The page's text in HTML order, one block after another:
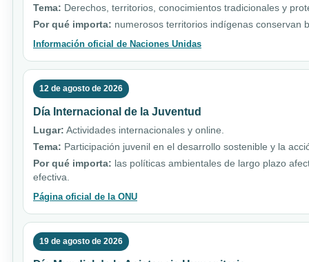
Tema: Derechos, territorios, conocimientos tradicionales y
Por qué importa: numerosos territorios indígenas conservan
Información oficial de Naciones Unidas
12 de agosto de 2026
Día Internacional de la Juventud
Lugar: Actividades internacionales y online.
Tema: Participación juvenil en el desarrollo sostenible y la
Por qué importa: las políticas ambientales de largo plazo
efectiva.
Página oficial de la ONU
19 de agosto de 2026